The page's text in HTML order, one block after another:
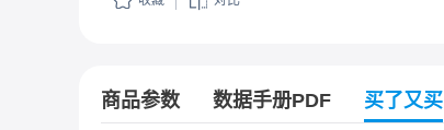
商品参数 数据手册PDF 买了又买